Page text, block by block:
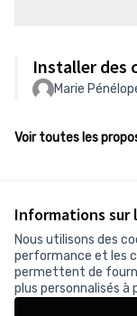
Informations sur
Nous utilisons des
performance et les
permettent de
plus personnalisés à
Installer des
Marie
Voir toutes les